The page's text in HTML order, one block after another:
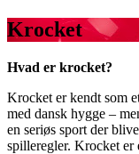
Krocket
Hvad er krocket?
Krocket er kendt som
med dansk hygge –
en seriøs sport der
spilleregler. Krocket er